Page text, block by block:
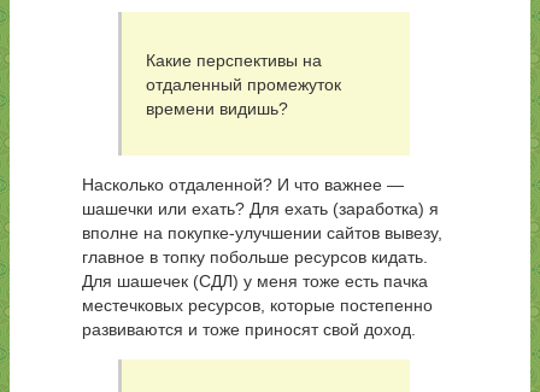
Какие перспективы на
отдаленный промежуток
времени видишь?
Насколько отдаленной? И что важнее —
шашечки или ехать? Для ехать (заработка) я
вполне на покупке-улучшении сайтов вывезу,
главное в топку побольше ресурсов кидать.
Для шашечек (СДЛ) у меня тоже есть пачка
местечковых ресурсов, которые постепенно
развиваются и тоже приносят свой доход.